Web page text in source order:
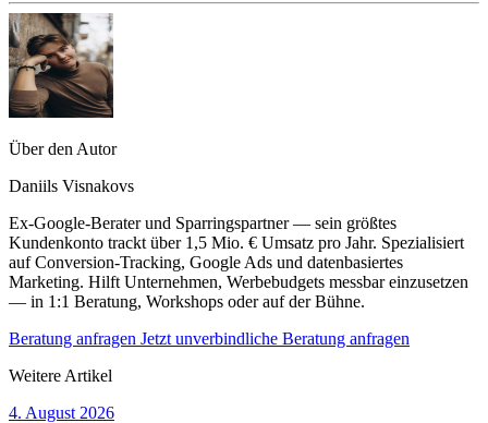
Über den Autor
Daniils Visnakovs
Ex-Google-Berater und Sparringspartner — sein größtes
Kundenkonto trackt über 1,5 Mio. € Umsatz pro Jahr. Spezialisiert
auf Conversion-Tracking, Google Ads und datenbasiertes
Marketing. Hilft Unternehmen, Werbebudgets messbar einzusetzen
— in 1:1 Beratung, Workshops oder auf der Bühne.
Beratung anfragen Jetzt unverbindliche Beratung anfragen
Weitere Artikel
4. August 2026